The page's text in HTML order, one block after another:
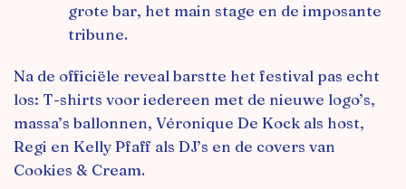
grote bar, het main stage en de imposante
tribune.
Na de officiële reveal barstte het festival pas echt
los: T-shirts voor iedereen met de nieuwe logo’s,
massa’s ballonnen, Véronique De Kock als host,
Regi en Kelly Pfaff als DJ’s en de covers van
Cookies & Cream.